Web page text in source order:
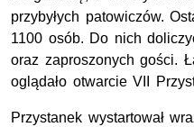
przybyłych patowiczów.
1100 osób. Do nich
oraz zaproszonych gości.
oglądało otwarcie VII
Przystanek wystartował